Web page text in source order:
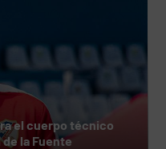
el cuerpo técnico
la Fuente